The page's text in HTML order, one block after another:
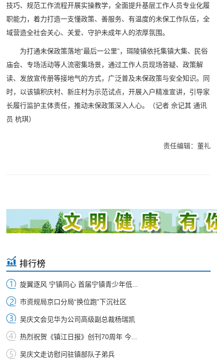
技巧、规范工作流程开展实操教学，全面提升基层工作人员专业化履
职能力，着力打造一支懂政策、善服务、有温度的未保工作队伍，全
域营造全社会关心、关爱、守护未成年人的浓厚氛围。
为打通未保政策落地“最后一公里”，珥陵镇依托集镇大集、民俗
庙会、专场活动等人流密集场景，通过工作人员现场答疑、政策解
读、发放宣传册等接地气的方式，广泛普及未保政策与安全知识。同
时，以该镇积庆村、新庄村为示范试点，开展入户精准宣讲，引导家
长履行监护主体责任，推动未保政策深入人心。（记者 佘记其 通讯
员 杭琪）
责任编辑：董礼
排行榜
旋翼逐风 宁镇同心 首届宁镇青少年低...
市资规局京口分局“换位跑”下沉社区
吴庆文会见华为公司高级副总裁杨瑞凯
热烈祝贺《镇江日报》创刊70周年 今...
吴庆文走访慰问驻镇部队子弟兵